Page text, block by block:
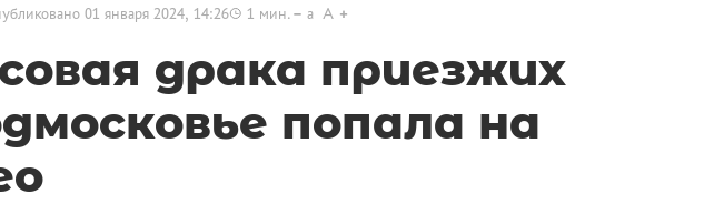
01 января 2024, 14:26 1 мин. a A
драка приезжих
попала на